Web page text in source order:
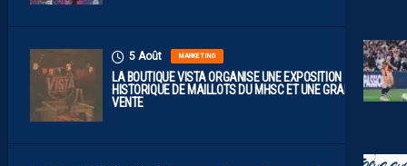
5 Août MARKETING
LA BOUTIQUE VISTA ORGANISE UNE EXPOSITION
HISTORIQUE DE MAILLOTS DU MHSC ET UNE GRANDE
VENTE